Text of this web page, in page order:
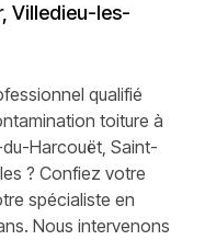
Villedieu-les-
qualifié
toiture à
Harcouët, Saint-
? Confiez votre
spécialiste en
Nous intervenons